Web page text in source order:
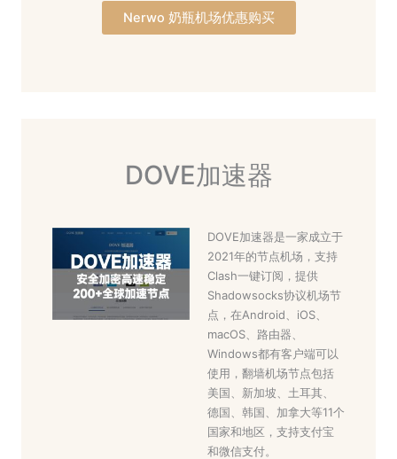
Nerwo 奶瓶机场优惠购买
DOVE加速器
DOVE加速器是一家成立于
2021年的节点机场，支持
Clash一键订阅，提供
Shadowsocks协议机场节
点，在Android、iOS、
macOS、路由器、
Windows都有客户端可以
使用，翻墙机场节点包括
美国、新加坡、土耳其、
德国、韩国、加拿大等11个
国家和地区，支持支付宝
和微信支付。